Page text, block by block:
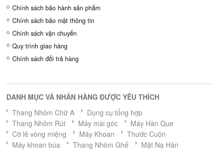
Chính sách bảo hành sản phẩm
Chính sách bảo mật thông tin
Chính sách vận chuyển
Quy trình giao hàng
Chính sách đổi trả hàng
DANH MỤC VÀ NHÃN HÀNG ĐƯỢC YÊU THÍCH
Thang Nhôm Chữ A
Dụng cụ tổng hợp
Thang Nhôm Rút
Máy mài góc
Máy Hàn Que
Cờ lê vòng miệng
Máy Khoan
Thước Cuộn
Máy khoan búa
Thang Nhôm Ghế
Mặt Nạ Hàn